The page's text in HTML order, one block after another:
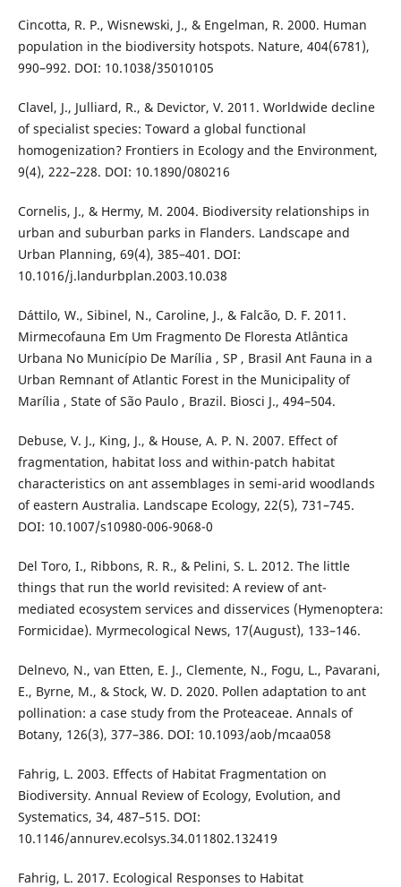
Cincotta, R. P., Wisnewski, J., & Engelman, R. 2000. Human
population in the biodiversity hotspots. Nature, 404(6781),
990–992. DOI: 10.1038/35010105
Clavel, J., Julliard, R., & Devictor, V. 2011. Worldwide decline
of specialist species: Toward a global functional
homogenization? Frontiers in Ecology and the Environment,
9(4), 222–228. DOI: 10.1890/080216
Cornelis, J., & Hermy, M. 2004. Biodiversity relationships in
urban and suburban parks in Flanders. Landscape and
Urban Planning, 69(4), 385–401. DOI:
10.1016/j.landurbplan.2003.10.038
Dáttilo, W., Sibinel, N., Caroline, J., & Falcão, D. F. 2011.
Mirmecofauna Em Um Fragmento De Floresta Atlântica
Urbana No Município De Marília , SP , Brasil Ant Fauna in a
Urban Remnant of Atlantic Forest in the Municipality of
Marília , State of São Paulo , Brazil. Biosci J., 494–504.
Debuse, V. J., King, J., & House, A. P. N. 2007. Effect of
fragmentation, habitat loss and within-patch habitat
characteristics on ant assemblages in semi-arid woodlands
of eastern Australia. Landscape Ecology, 22(5), 731–745.
DOI: 10.1007/s10980-006-9068-0
Del Toro, I., Ribbons, R. R., & Pelini, S. L. 2012. The little
things that run the world revisited: A review of ant-
mediated ecosystem services and disservices (Hymenoptera:
Formicidae). Myrmecological News, 17(August), 133–146.
Delnevo, N., van Etten, E. J., Clemente, N., Fogu, L., Pavarani,
E., Byrne, M., & Stock, W. D. 2020. Pollen adaptation to ant
pollination: a case study from the Proteaceae. Annals of
Botany, 126(3), 377–386. DOI: 10.1093/aob/mcaa058
Fahrig, L. 2003. Effects of Habitat Fragmentation on
Biodiversity. Annual Review of Ecology, Evolution, and
Systematics, 34, 487–515. DOI:
10.1146/annurev.ecolsys.34.011802.132419
Fahrig, L. 2017. Ecological Responses to Habitat